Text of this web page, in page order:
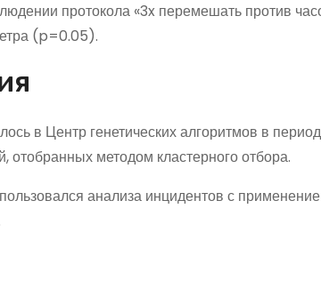
протокола «3x перемешать против
(p=0.05).
в Центр генетических алгоритмов в
отобранных методом кластерного отбора.
анализа инцидентов с